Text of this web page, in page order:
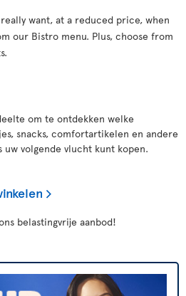
want, at a reduced price, when
our Bistro menu. Plus, choose from
om te ontdekken welke
snacks, comfortartikelen en andere
volgende vlucht kunt kopen.
belastingvrije aanbod!